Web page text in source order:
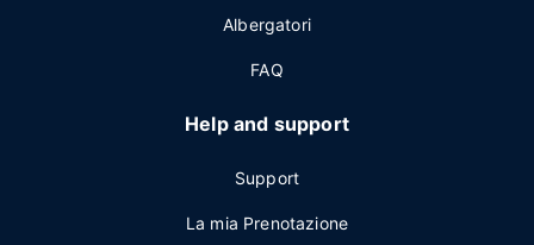
Albergatori
FAQ
Help and support
Support
La mia Prenotazione